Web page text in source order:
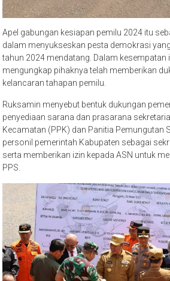
Apel gabungan kesiapan pemilu 2024 itu
dalam menyukseskan pesta demokrasi
tahun 2024 mendatang. Dalam kesempatan
mengungkap pihaknya telah memberikan
kelancaran tahapan pemilu.
Ruksamin menyebut bentuk dukungan
penyediaan sarana dan prasarana
Kecamatan (PPK) dan Panitia Pemungutan
personil pemerintah Kabupaten sebagai
serta memberikan izin kepada ASN untuk
PPS.